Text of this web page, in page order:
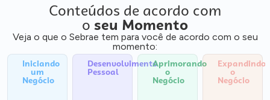
Conteúdos de acordo com
o seu Momento
Veja o que o Sebrae tem para você de acordo com o seu
momento:
Iniciando
um
Negócio
Desenvolvimento
Pessoal
Aprimorando
o
Negócio
Expandindo
o
Negócio